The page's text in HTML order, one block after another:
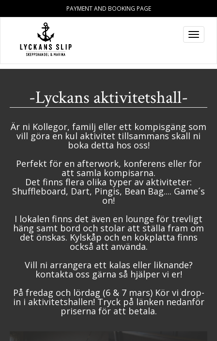
PAYMENT AND BOOKING PAGE
Toggle
-Lyckans aktivitetshall-
Är ni Kollegor, familj eller ett kompisgäng som
vill göra en kul aktivitet tillsammans skall ni
boka detta hos oss!
Perfekt för en afterwork, konferens eller för
att samla kompisarna.
Det finns flera olika typer av aktiviteter:
Shuffleboard, Dart, Pingis, Bean Bag.... Game´s
on!
I lokalen finns det även en lounge för trevligt
häng samt bord och stolar att ställa fram om
det önskas. Kylskåp och en kokplatta finns
också att använda.
Vill ni arrangera ett kalas eller liknande?
kontakta oss gärna så hjälper vi er!
På fredag och lördag (6 & 7 mars) Kör vi drop-
in i aktivitetshallen! Tryck på länken nedanför
priserna för att betala.